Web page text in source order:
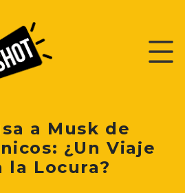
a Musk de
¿Un Viaje
la Locura?